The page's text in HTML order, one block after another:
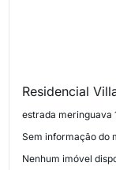
Residencial
estrada meringuava
Sem informação do
Nenhum imóvel